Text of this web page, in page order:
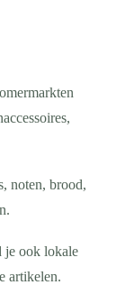
noten, brood,
je ook lokale
artikelen.